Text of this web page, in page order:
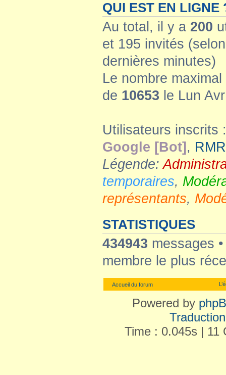
QUI EST EN LIGNE
Au total, il y a 200
et 195 invités
dernières minutes)
Le nombre
de 10653 le Lun
Utilisateurs inscrits
Google [Bot] , RMR
Légende:
temporaires,
représentants,
STATISTIQUES
434943 messages
membre le plus
Accueil du forum
Powered by
Time : 0.045s | 11